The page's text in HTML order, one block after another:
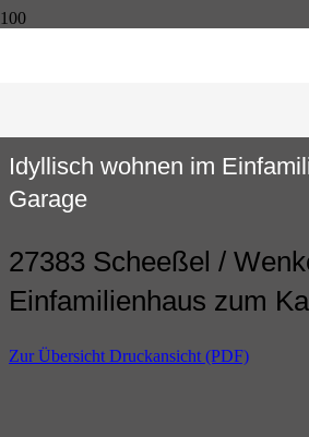
Idyllisch wohnen im
Garage
27383 Scheeßel /
Einfamilienhaus zum
Zur Übersicht Druckansicht (PDF)